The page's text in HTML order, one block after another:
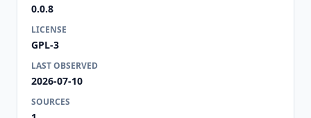
0.0.8
LICENSE
GPL-3
LAST OBSERVED
2026-07-10
SOURCES